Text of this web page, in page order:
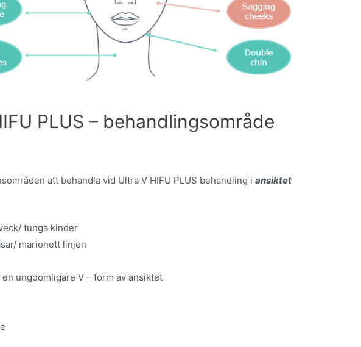
PLUS – behandlingsområde
att behandla vid Ultra V HIFU PLUS behandling iansiktet
tunga kinder
marionett linjen
en ungdomligare V – form av ansiktet